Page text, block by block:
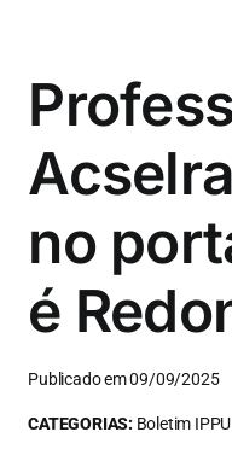
no
é
Publicado em 09/09/2025
CATEGORIAS: Boletim